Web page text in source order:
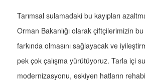
Tarımsal sulamadaki bu kayıpları
Orman Bakanlığı olarak çiftçilerimizin
farkında olmasını sağlayacak ve
pek çok çalışma yürütüyoruz. Tarla içi
modernizasyonu, eskiyen hatların